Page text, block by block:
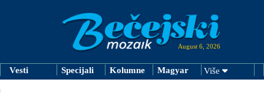
August 6, 2026
Vesti Specijali Kolumne Magyar Više